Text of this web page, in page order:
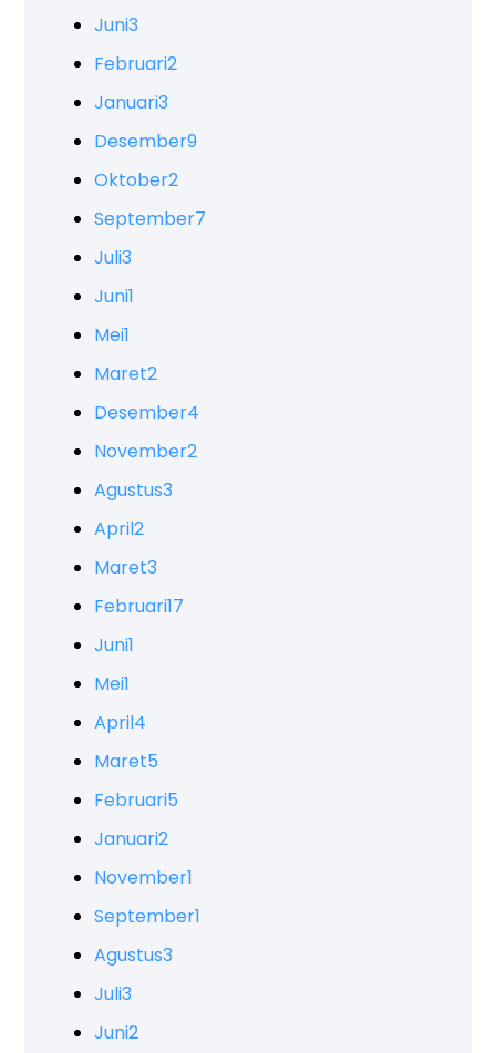
Juni3
Februari2
Januari3
Desember9
Oktober2
September7
Juli3
Juni1
Mei1
Maret2
Desember4
November2
Agustus3
April2
Maret3
Februari17
Juni1
Mei1
April4
Maret5
Februari5
Januari2
November1
September1
Agustus3
Juli3
Juni2